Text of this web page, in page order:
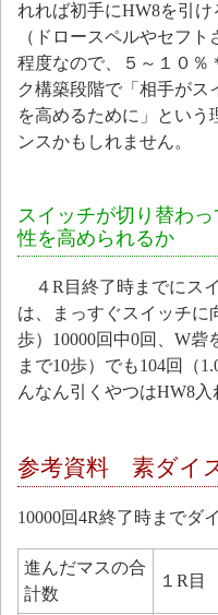
れれば初手にHW8を引け
（ドロースペルやセフト
程度なので、５～１０％
ク構築段階で「相手がス
を高めるために」という
ンスかもしれません。
スイッチが切り替わ
性を高められるか
４R目終了時までにス
は、まっすぐスイッチに
歩）10000回中0回、W
まで10歩）でも104回（
んなん引くやつはHW8入
参考資料 素ダイ
10000回4R終了時までダ
進んだマスの合
計数
１R目